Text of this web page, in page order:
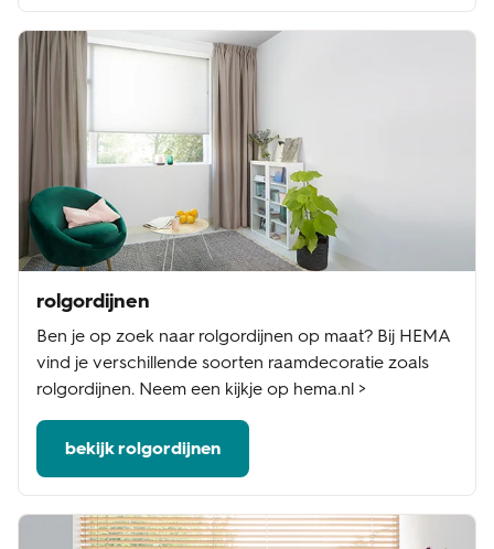
rolgordijnen
Ben je op zoek naar rolgordijnen op maat? Bij HEMA
vind je verschillende soorten raamdecoratie zoals
rolgordijnen. Neem een kijkje op hema.nl >
bekijk rolgordijnen